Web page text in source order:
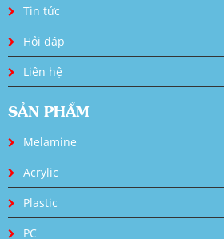
Tin tức
Hỏi đáp
Liên hệ
SẢN PHẨM
Melamine
Acrylic
Plastic
PC